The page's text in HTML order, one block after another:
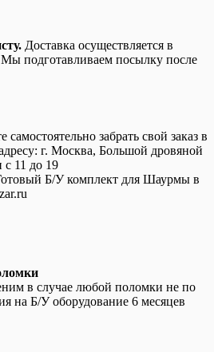
Доставка осуществляется в
подготавливаем посылку после
забрать свой заказ в
г. Москва, Большой дровяной
с 11 до 19
Б/У комплект для Шаурмы в
в случае любой поломки не по
на Б/У оборудование 6 месяцев